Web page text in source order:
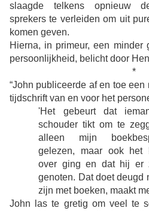
slaagde telkens opnieuw
sprekers te verleiden om uit
komen geven.
Hierna, in primeur, een minder
persoonlijkheid, belicht door
*
“John publiceerde af en toe een
tijdschrift van en voor het
'Het gebeurt dat
schouder tikt om te
alleen mijn
gelezen, maar ook het
over ging en dat hij er
genoten. Dat doet deugd
zijn met boeken, maakt
John las te gretig om veel te